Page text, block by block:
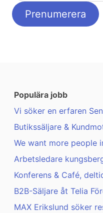
Populära jobb
Vi söker en erfaren
Butikssäljare &
We want more people
Arbetsledare
Konferens & Café,
B2B-Säljare åt Telia
MAX Erikslund söker